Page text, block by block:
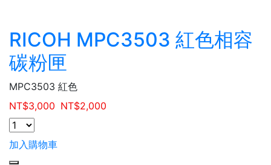
RICOH MPC3503 紅色相容
碳粉匣
MPC3503 紅色
NT$3,000 NT$2,000
加入購物車